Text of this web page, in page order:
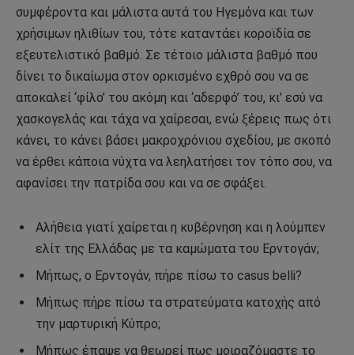
συμφέροντα και μάλιστα αυτά του Ηγεμόνα και των
χρήσιμων ηλιθίων του, τότε καταντάει κοροϊδία σε
εξευτελιστικό βαθμό. Σε τέτοιο μάλιστα βαθμό που
δίνει το δικαίωμα στον ορκισμένο εχθρό σου να σε
αποκαλεί ‘φίλο’ του ακόμη και ‘αδερφό’ του, κι’ εσύ να
χασκογελάς και τάχα να χαίρεσαι, ενώ ξέρεις πως ότι
κάνει, το κάνει βάσει μακροχρόνιου σχεδίου, με σκοπό
να έρθει κάποια νύχτα να λεηλατήσει τον τόπο σου, να
αφανίσει την πατρίδα σου και να σε σφάξει.
Αλήθεια γιατί χαίρεται η κυβέρνηση και η λούμπεν
ελίτ της Ελλάδας με τα καμώματα του Ερντογάν;
Μήπως, ο Ερντογάν, πήρε πίσω το casus belli?
Μήπως πήρε πίσω τα στρατεύματα κατοχής από
την μαρτυρική Κύπρο;
Μήπως έπαψε να θεωρεί πως μοιραζόμαστε το